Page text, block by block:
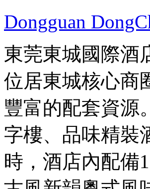
Dongguan
東莞東城國際酒
位居東城核心商
豐富的配套資源
字樓、品味精裝
時，酒店內配備